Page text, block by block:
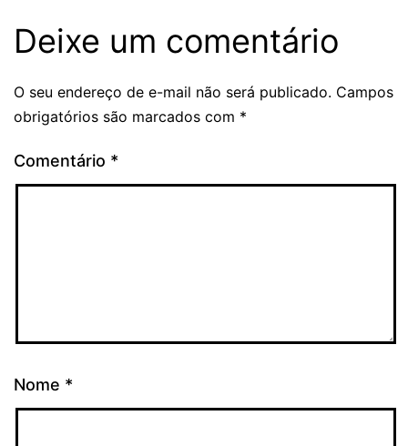
Deixe um comentário
O seu endereço de e-mail não será publicado. Campos
obrigatórios são marcados com *
Comentário *
Nome *